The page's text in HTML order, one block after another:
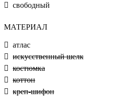
свободный
МАТЕРИАЛ
атлас
искусственный шелк
костюмка
коттон
креп-шифон